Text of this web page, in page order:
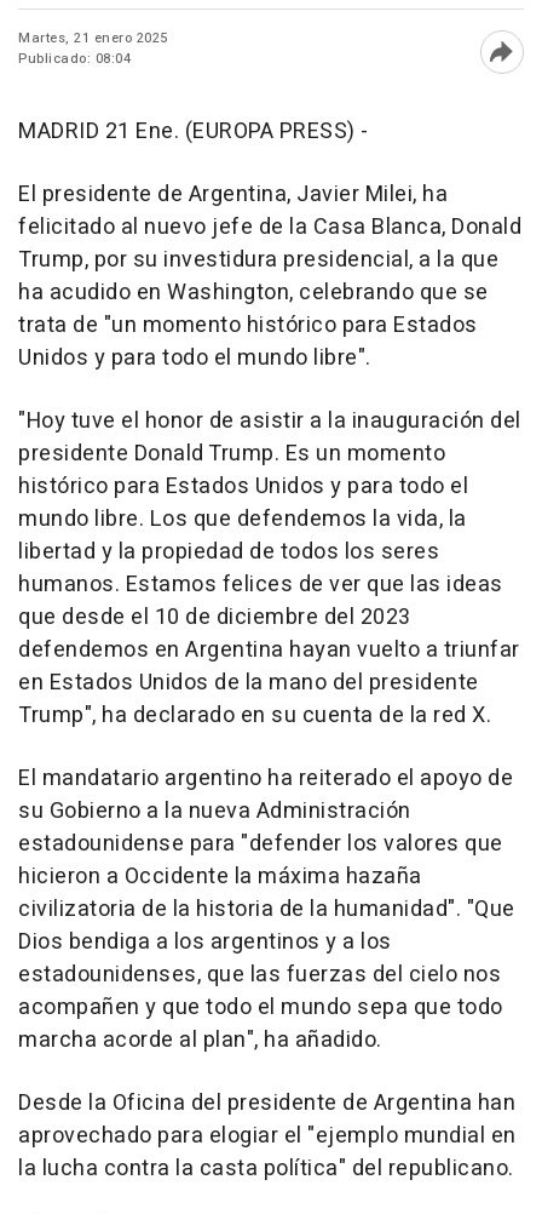
Martes, 21 enero 2025
Publicado: 08:04
MADRID 21 Ene. (EUROPA PRESS) -
El presidente de Argentina, Javier Milei, ha
felicitado al nuevo jefe de la Casa Blanca, Donald
Trump, por su investidura presidencial, a la que
ha acudido en Washington, celebrando que se
trata de "un momento histórico para Estados
Unidos y para todo el mundo libre".
"Hoy tuve el honor de asistir a la inauguración del
presidente Donald Trump. Es un momento
histórico para Estados Unidos y para todo el
mundo libre. Los que defendemos la vida, la
libertad y la propiedad de todos los seres
humanos. Estamos felices de ver que las ideas
que desde el 10 de diciembre del 2023
defendemos en Argentina hayan vuelto a triunfar
en Estados Unidos de la mano del presidente
Trump", ha declarado en su cuenta de la red X.
El mandatario argentino ha reiterado el apoyo de
su Gobierno a la nueva Administración
estadounidense para "defender los valores que
hicieron a Occidente la máxima hazaña
civilizatoria de la historia de la humanidad". "Que
Dios bendiga a los argentinos y a los
estadounidenses, que las fuerzas del cielo nos
acompañen y que todo el mundo sepa que todo
marcha acorde al plan", ha añadido.
Desde la Oficina del presidente de Argentina han
aprovechado para elogiar el "ejemplo mundial en
la lucha contra la casta política" del republicano.